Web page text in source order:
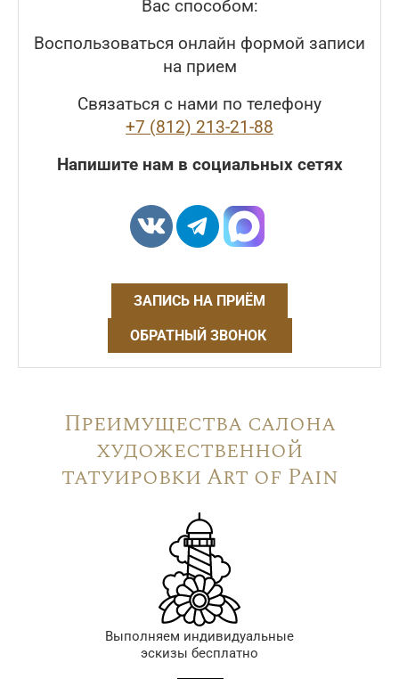
Вас способом:
Воспользоваться онлайн формой записи
на прием
Связаться с нами по телефону
+7 (812) 213-21-88
Напишите нам в социальных сетях
ЗАПИСЬ НА ПРИЁМ
ОБРАТНЫЙ ЗВОНОК
Преимущества салона
художественной
татуировки Art of Pain
Выполняем индивидуальные
эскизы бесплатно